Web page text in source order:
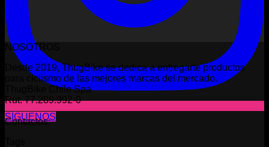
SÍGUENOS
NOSOTROS
Desde 2019, ThugBike se dedica a entregarte productos
para ciclismo de las mejores marcas del mercado.
ThugBike Chile Spa
Rut: 77.289.992-0
Contactos: